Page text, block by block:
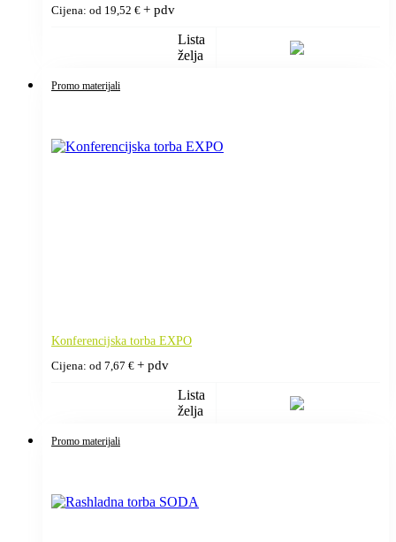
Cijena: od 19,52 € + pdv
Lista
želja
Promo materijali
Konferencijska torba EXPO
Cijena: od 7,67 € + pdv
Lista
želja
Promo materijali